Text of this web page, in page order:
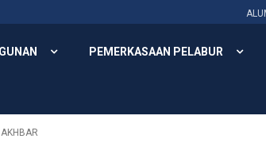
PEMERKASAAN PELABUR